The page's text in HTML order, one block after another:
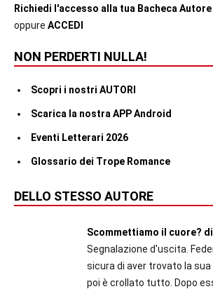
Richiedi l'accesso alla tua Bacheca Autore
oppure ACCEDI
NON PERDERTI NULLA!
Scopri i nostri AUTORI
Scarica la nostra APP Android
Eventi Letterari 2026
Glossario dei Trope Romance
DELLO STESSO AUTORE
Scommettiamo il cuore?
Segnalazione d'uscita.
sicura di aver trovato la sua
poi è crollato tutto. Dopo